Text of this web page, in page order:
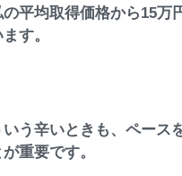
平均取得価格から15万
す。
う辛いときも、ペース
重要です。